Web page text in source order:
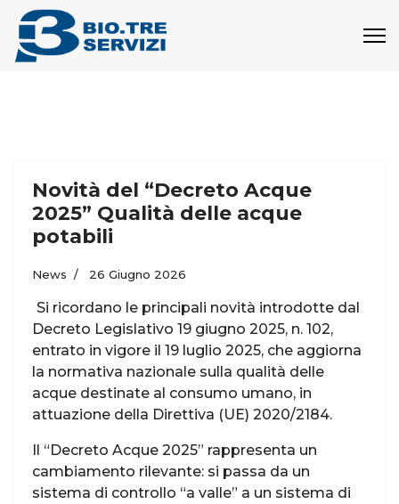
Novità del “Decreto Acque
2025” Qualità delle acque
potabili
News 26 Giugno 2026
Si ricordano le principali novità introdotte dal
Decreto Legislativo 19 giugno 2025, n. 102,
entrato in vigore il 19 luglio 2025, che aggiorna
la normativa nazionale sulla qualità delle
acque destinate al consumo umano, in
attuazione della Direttiva (UE) 2020/2184.
Il “Decreto Acque 2025” rappresenta un
cambiamento rilevante: si passa da un
sistema di controllo “a valle” a un sistema di